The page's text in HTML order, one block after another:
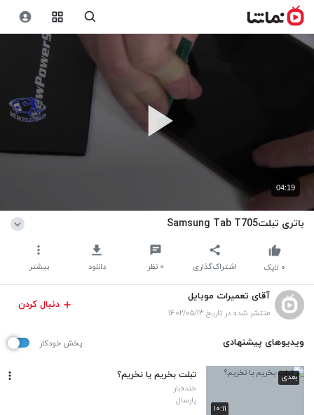
04:19
باتری تبلتSamsung Tab T705
اشتراک‌گذاری ۰ نظر دانلود بیشتر ۰ لایک
آقای تعمیرات موبایل
منتشر شده در تاریخ ۱۴۰۲/۰۵/۱۳
دنبال کردن
ویدیوهای پیشنهادی پخش خودکار
۱۰:۱۱
بعدی تبلت بخریم یا نخریم؟
خنده‌بار
پارسال